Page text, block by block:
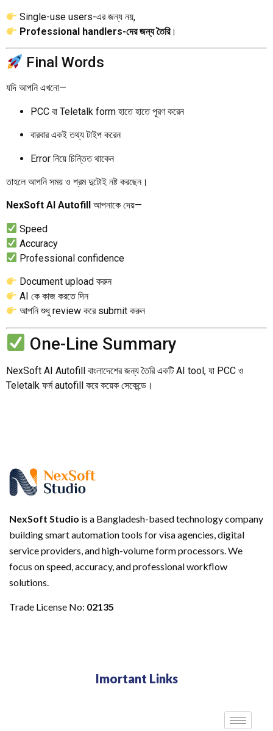
Single-use users-এর জন্য নয়,
Professional handlers-দের জন্য তৈরি।
Final Words
যদি আপনি এখনো—
PCC বা Teletalk form হাতে হাতে পূরণ করেন
বারবার একই তথ্য টাইপ করেন
Error নিয়ে চিন্তিত থাকেন
তাহলে আপনি সময় ও শ্রম দুটোই নষ্ট করছেন।
NexSoft AI Autofill আপনাকে দেয়—
Speed
Accuracy
Professional confidence
Document upload করুন
AI কে কাজ করতে দিন
আপনি শুধু review করে submit করুন
One-Line Summary
NexSoft AI Autofill বাংলাদেশের জন্য তৈরি একটি AI tool, যা PCC ও
Teletalk ফর্ম autofill করে কয়েক সেকেন্ডে।
NexSoft Studio is a Bangladesh-based technology company
building smart automation tools for visa agencies, digital
service providers, and high-volume form processors. We
focus on speed, accuracy, and professional workflow
solutions.
Trade License No: 02135
Imortant Links